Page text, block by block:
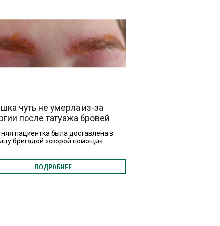
чуть не умерла из-за
после татуажа бровей
пациентка была доставлена в
бригадой «скорой помощи».
ПОДРОБНЕЕ